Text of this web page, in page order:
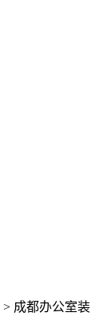
> 成都办公室装